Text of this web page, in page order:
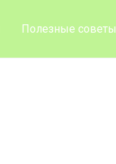
Полезные советы